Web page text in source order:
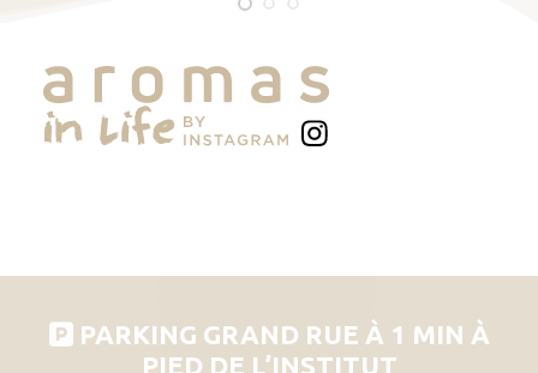
PARKING GRAND RUE À 1 MIN À
PIED DE L’INSTITUT